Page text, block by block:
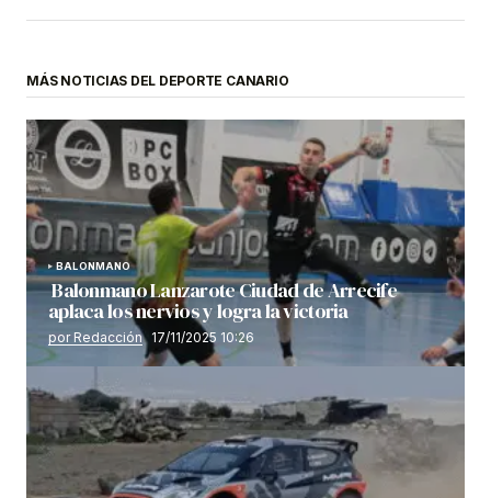
MÁS NOTICIAS DEL DEPORTE CANARIO
BALONMANO
Balonmano Lanzarote Ciudad de Arrecife
aplaca los nervios y logra la victoria
por Redacción 17/11/2025 10:26